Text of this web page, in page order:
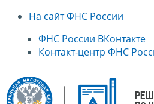
На сайт ФНС России
ФНС России ВКонтакте
Контакт-центр ФНС